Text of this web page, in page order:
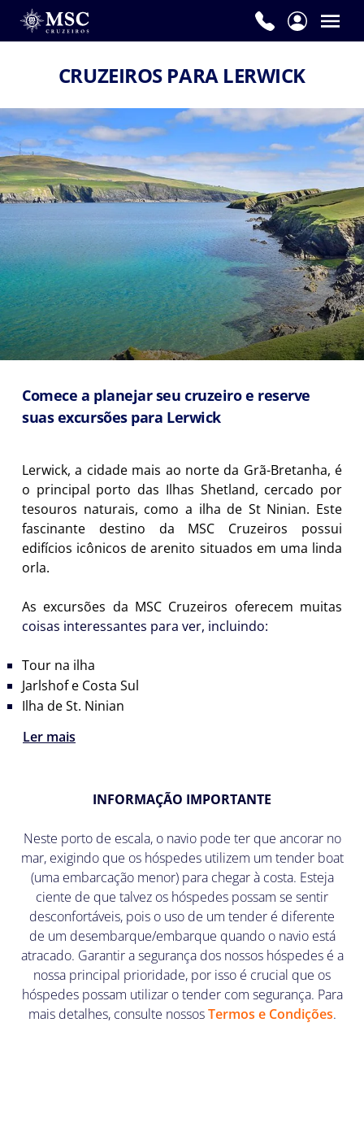
CRUZEIROS PARA LERWICK
Comece a planejar seu cruzeiro e reserve
suas excursões para Lerwick
Lerwick, a cidade mais ao norte da Grã-Bretanha, é
o principal porto das Ilhas Shetland, cercado por
tesouros naturais, como a ilha de St Ninian. Este
fascinante destino da MSC Cruzeiros possui
edifícios icônicos de arenito situados em uma linda
orla.
As excursões da MSC Cruzeiros oferecem muitas
coisas interessantes para ver, incluindo:
Tour na ilha
Jarlshof e Costa Sul
Ilha de St. Ninian
Ler mais
INFORMAÇÃO IMPORTANTE
Neste porto de escala, o navio pode ter que ancorar no
mar, exigindo que os hóspedes utilizem um tender boat
(uma embarcação menor) para chegar à costa. Esteja
ciente de que talvez os hóspedes possam se sentir
desconfortáveis, pois o uso de um tender é diferente
de um desembarque/embarque quando o navio está
atracado. Garantir a segurança dos nossos hóspedes é a
nossa principal prioridade, por isso é crucial que os
hóspedes possam utilizar o tender com segurança. Para
mais detalhes, consulte nossosTermos e Condições.